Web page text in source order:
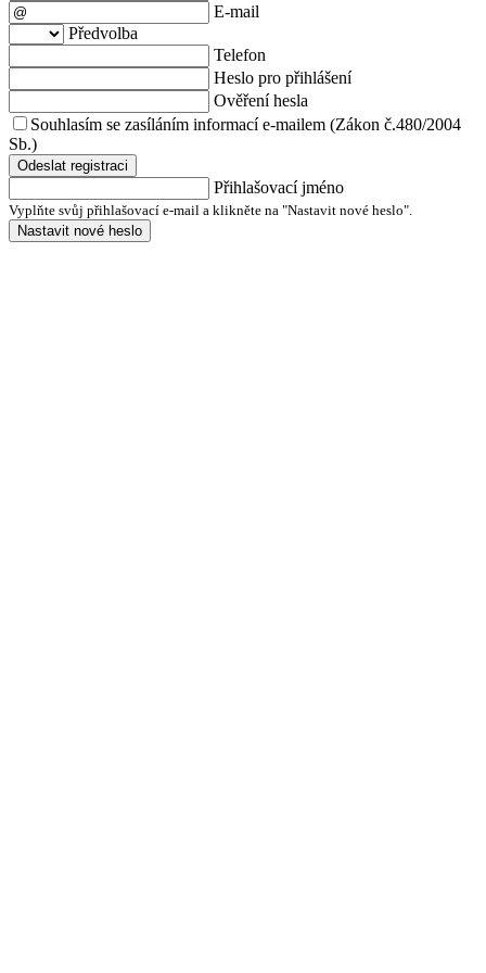
E-mail
Předvolba
Telefon
Heslo pro přihlášení
Ověření hesla
Souhlasím se zasíláním informací e-mailem (Zákon č.480/2004
Sb.)
Odeslat registraci
Přihlašovací jméno
Vyplňte svůj přihlašovací e-mail a klikněte na "Nastavit nové heslo".
Nastavit nové heslo